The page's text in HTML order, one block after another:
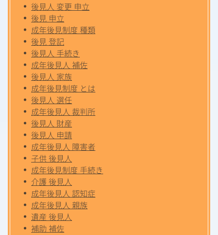
後見人 変更 申立
後見 申立
成年後見制度 種類
後見 登記
後見人 手続き
成年後見人 補佐
後見人 家族
成年後見制度 とは
後見人 選任
成年後見人 裁判所
後見人 財産
後見人 申請
成年後見人 障害者
子供 後見人
成年後見制度 手続き
介護 後見人
成年後見人 認知症
成年後見人 親族
遺産 後見人
補助 補佐